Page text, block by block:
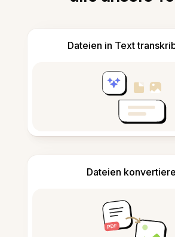
Dateien in Text
Dateien